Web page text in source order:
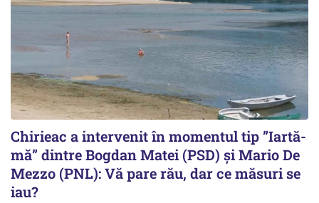
Chirieac a intervenit în momentul tip ”Iartă-
mă” dintre Bogdan Matei (PSD) și Mario De
Mezzo (PNL): Vă pare rău, dar ce măsuri se
iau?